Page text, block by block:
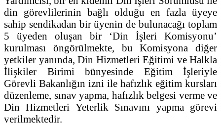
din görevlilerinin bağlı olduğu en fazla üyeye
sahip sendikadan bir üyenin de bulunacağı toplam
5 üyeden oluşan bir ‘Din İşleri Komisyonu’
kurulması öngörülmekte, bu Komisyona diğer
yetkiler yanında, Din Hizmetleri Eğitimi ve Halkla
İlişkiler Birimi bünyesinde Eğitim İşleriyle
Görevli Bakanlığın izni ile hafızlık eğitim kursları
düzenleme, sınav yapma, hafızlık belgesi verme ve
Din Hizmetleri Yeterlik Sınavını yapma görevi
verilmektedir.